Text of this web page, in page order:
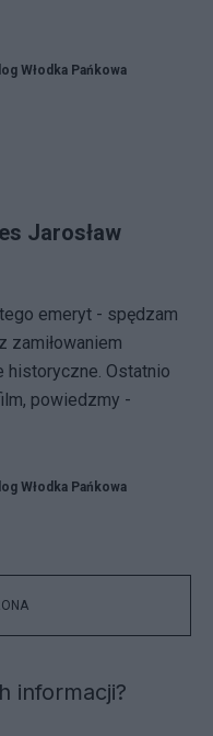
Włodka Pańkowa
Jarosław
emeryt - spędzam
zamiłowaniem
historyczne. Ostatnio
powiedzmy -
Włodka Pańkowa
informacji?